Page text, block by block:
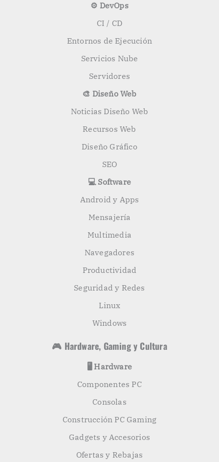
⚙️ DevOps
CI / CD
Entornos de Ejecución
Servicios Nube
Servidores
🎨 Diseño Web
Noticias Diseño Web
Recursos Web
Diseño Gráfico
SEO
💻 Software
Android y Apps
Mensajería
Multimedia
Navegadores
Productividad
Seguridad y Redes
Linux
Windows
🎮 Hardware, Gaming y Cultura
🖥️ Hardware
Componentes PC
Consolas
Construcción PC Gaming
Gadgets y Accesorios
Ofertas y Rebajas